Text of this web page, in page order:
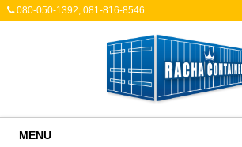
080-050-1392, 081-816-8546
MENU